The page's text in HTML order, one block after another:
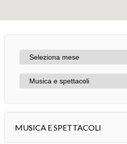
MUSICA E SPETTACOLI